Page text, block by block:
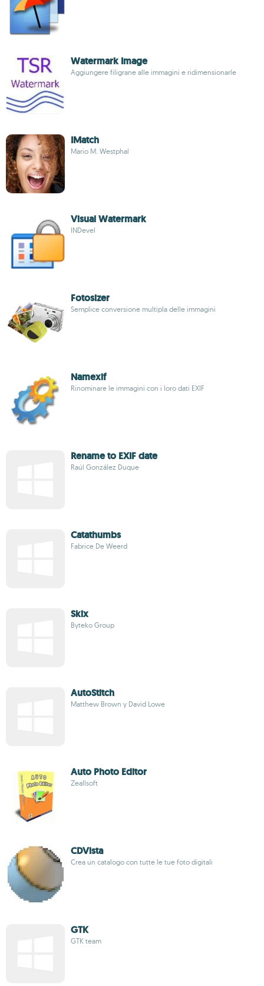
Watermark Image
Aggiungere filigrane alle immagini e ridimensionarle
IMatch
Mario M. Westphal
Visual Watermark
INDevel
Fotosizer
Semplice conversione multipla delle immagini
Namexif
Rinominare le immagini con i loro dati EXIF
Rename to EXIF date
Raúl González Duque
Catathumbs
Fabrice De Weerd
Skix
Byteko Group
AutoStitch
Matthew Brown y David Lowe
Auto Photo Editor
Zeallsoft
CDVista
Crea un catalogo con tutte le tue foto digitali
GTK
GTK team